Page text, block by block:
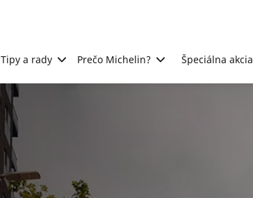
Tipy a rady Prečo Michelin? Špeciálna akcia